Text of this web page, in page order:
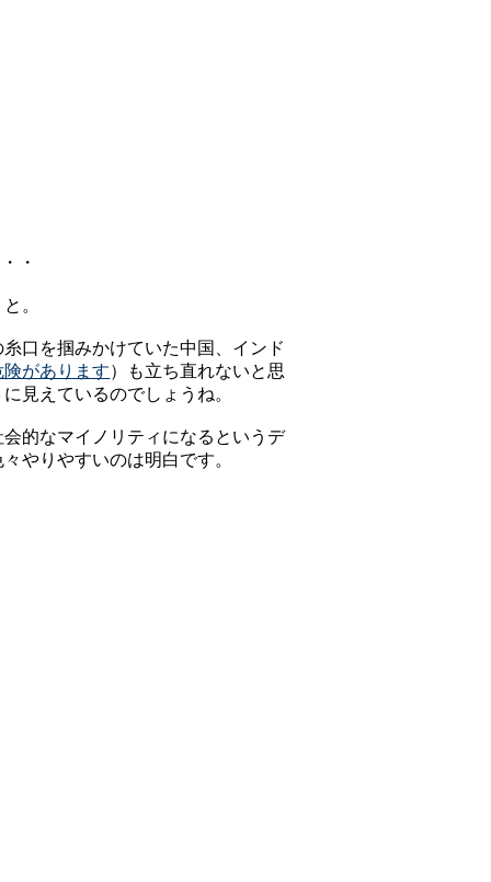
・
。
口を掴みかけていた中国、インド
があります）も立ち直れないと思
見えているのでしょうね。
的なマイノリティになるというデ
やりやすいのは明白です。